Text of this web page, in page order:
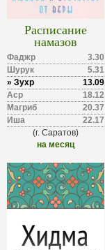
Расписание
намазов
Фаджр
3.30
Шурук
5.31
» Зухр
13.09
Аср
18.12
Магриб
20.37
Иша
22.17
(г. Саратов)
на месяц